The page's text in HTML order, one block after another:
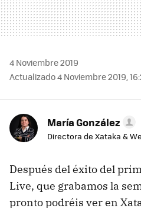
4 Noviembre 2019
Actualizado 4 Noviembre 2019,
María González
Directora de Xataka &
Después del éxito del
Live, que grabamos la
pronto podréis ver en